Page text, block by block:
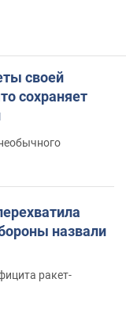
своей
сохраняет
назвали
ракет-